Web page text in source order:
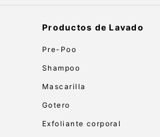
Productos de Lavado
Pre-Poo
Shampoo
Mascarilla
Gotero
Exfoliante corporal